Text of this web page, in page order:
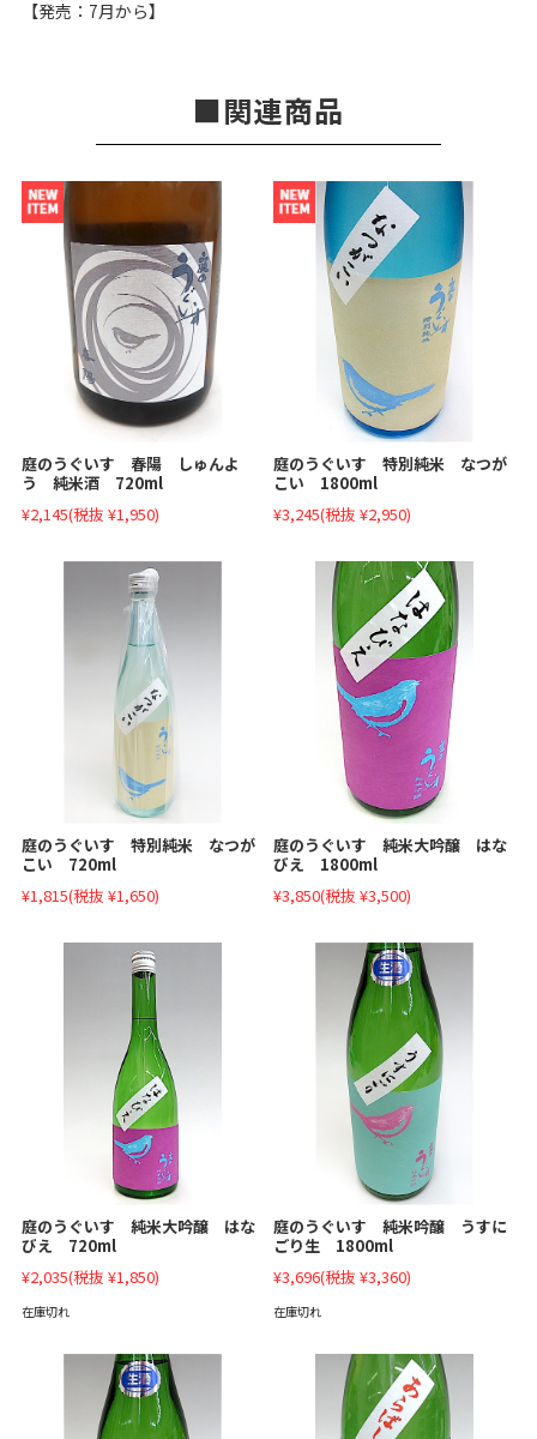
【発売：7月から】
関連商品
庭のうぐいす 春陽 しゅんよ
う 純米酒 720ml
¥2,145(税抜 ¥1,950)
庭のうぐいす 特別純米 なつが
こい 1800ml
¥3,245(税抜 ¥2,950)
庭のうぐいす 特別純米 なつが
こい 720ml
¥1,815(税抜 ¥1,650)
庭のうぐいす 純米大吟醸 はな
びえ 1800ml
¥3,850(税抜 ¥3,500)
庭のうぐいす 純米大吟醸 はな
びえ 720ml
¥2,035(税抜 ¥1,850)
在庫切れ
庭のうぐいす 純米吟醸 うすに
ごり生 1800ml
¥3,696(税抜 ¥3,360)
在庫切れ